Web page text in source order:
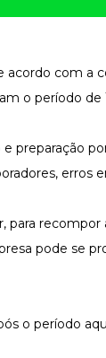
acordo com a
o período de
preparação
erros
para
pode se
o período